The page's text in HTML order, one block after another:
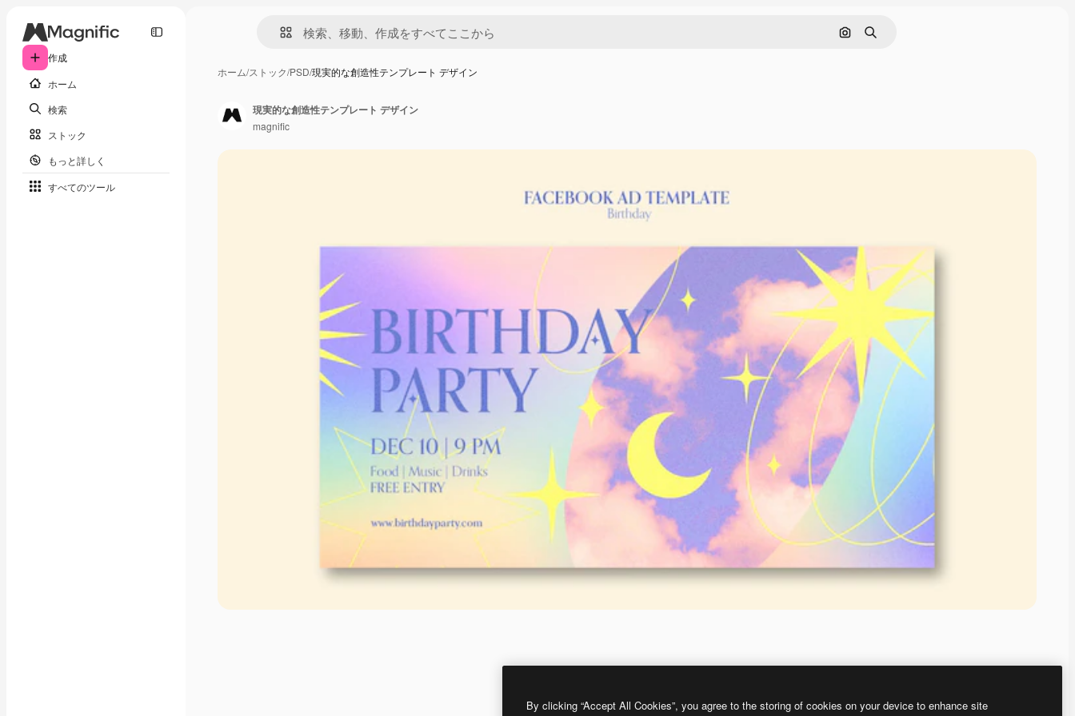
作成
ホーム
検索
ストック
もっと詳しく
すべてのツール
画像で検索
検索
ホーム/ストック/PSD/現実的な創造性テンプレート デザイン
現実的な創造性テンプレート デザイン
magnific
By clicking “Accept All Cookies”, you agree to the storing of cookies on your device to enhance site